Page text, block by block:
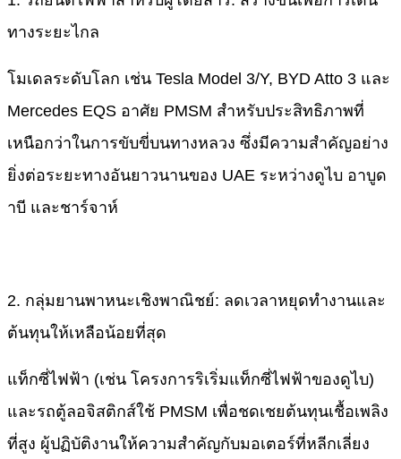
ทางระยะไกล
โมเดลระดับโลก เช่น Tesla Model 3/Y, BYD Atto 3 และ
Mercedes EQS อาศัย PMSM สำหรับประสิทธิภาพที่
เหนือกว่าในการขับขี่บนทางหลวง ซึ่งมีความสำคัญอย่าง
ยิ่งต่อระยะทางอันยาวนานของ UAE ระหว่างดูไบ อาบูด
าบี และชาร์จาห์
2. กลุ่มยานพาหนะเชิงพาณิชย์: ลดเวลาหยุดทำงานและ
ต้นทุนให้เหลือน้อยที่สุด
แท็กซี่ไฟฟ้า (เช่น โครงการริเริ่มแท็กซี่ไฟฟ้าของดูไบ)
และรถตู้ลอจิสติกส์ใช้ PMSM เพื่อชดเชยต้นทุนเชื้อเพลิง
ที่สูง ผู้ปฏิบัติงานให้ความสำคัญกับมอเตอร์ที่หลีกเลี่ยง